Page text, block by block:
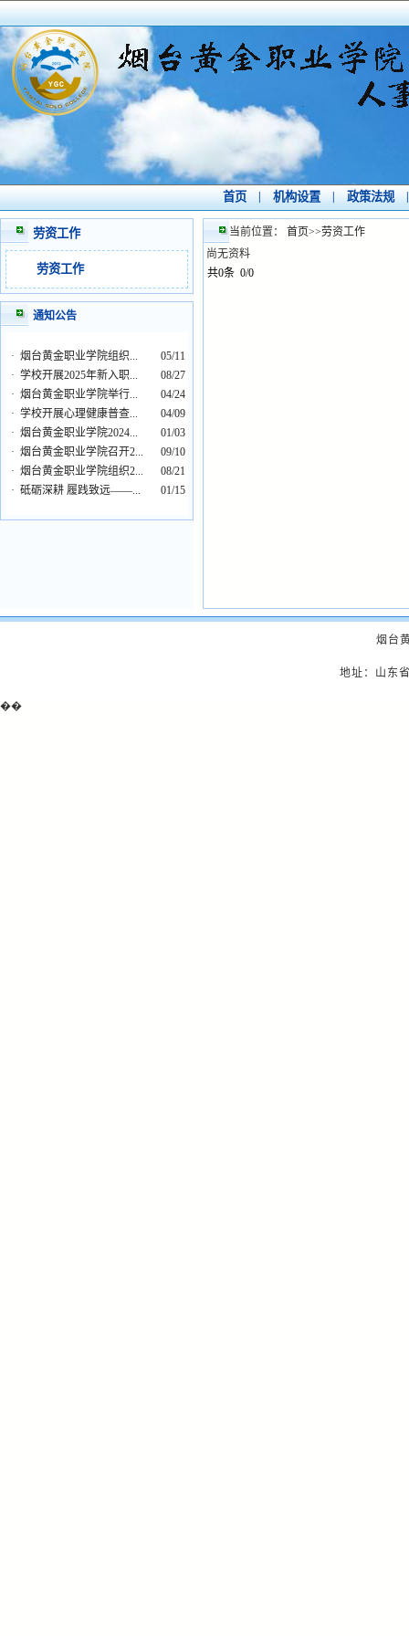
首页 机构设置 政策法规
劳资工作
劳资工作
通知公告
· 烟台黄金职业学院组织...
05/11
· 学校开展2025年新入职...
08/27
· 烟台黄金职业学院举行...
04/24
· 学校开展心理健康普查...
04/09
· 烟台黄金职业学院2024...
01/03
· 烟台黄金职业学院召开2...
09/10
· 烟台黄金职业学院组织2...
08/21
· 砥砺深耕 履践致远——... 01/15
当前位置： 首页>>劳资工作
尚无资料
共0条 0/0
烟台
地址：山东
��